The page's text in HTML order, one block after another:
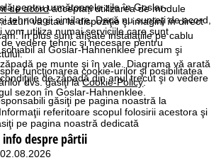
de acordacceptați utilizarea de module
tehnologii similare. Dacă nu sunteţi de acord,
vom utiliza numai serviciile care sunt
vedere tehnic și necesare pentru
funcţionarea cookie-urilor şi posibilitatea
dvs. găsiţi laCookie-Policy.
găsiţi pe pagina noastră la
referitoare scopul folosirii acestora şi
pe pagina noastră dedicată
pentru următoarele zile în Goslar-
vă stau la dispoziţie şi imagini în direct
În plus sunt afişate instalaţiile pe cablu
al Goslar-Hahnenklee precum şi
pe munte şi în vale. Diagrama vă arată
de zăpadă din anul trecut şi o vedere
sezon în Goslar-Hahnenklee.
info despre pârtii